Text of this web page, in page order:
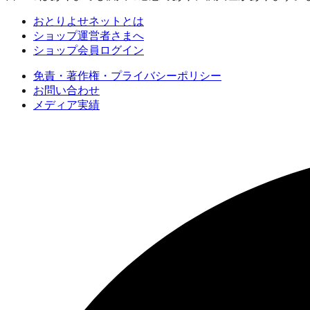
おとりよせネットとは
ショップ運営者さまへ
ショップ会員ログイン
免責・著作権・プライバシーポリシー
お問い合わせ
メディア実績